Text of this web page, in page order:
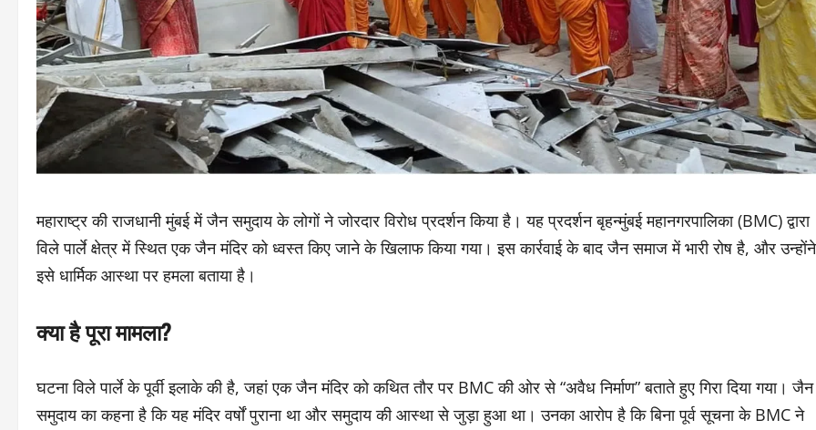
महाराष्ट्र की राजधानी मुंबई में जैन समुदाय के लोगों ने जोरदार विरोध प्रदर्शन किया है। यह प्रदर्शन बृहन्मुंबई महानगरपालिका (BMC) द्वारा
विले पार्ले क्षेत्र में स्थित एक जैन मंदिर को ध्वस्त किए जाने के खिलाफ किया गया। इस कार्रवाई के बाद जैन समाज में भारी रोष है, और उन्होंने
इसे धार्मिक आस्था पर हमला बताया है।
क्या है पूरा मामला?
घटना विले पार्ले के पूर्वी इलाके की है, जहां एक जैन मंदिर को कथित तौर पर BMC की ओर से “अवैध निर्माण” बताते हुए गिरा दिया गया। जैन
समुदाय का कहना है कि यह मंदिर वर्षों पुराना था और समुदाय की आस्था से जुड़ा हुआ था। उनका आरोप है कि बिना पूर्व सूचना के BMC ने